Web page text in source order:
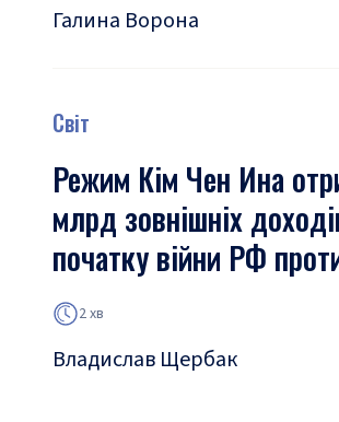
Галина Ворона
Світ
Режим Кім Чен Ина
млрд зовнішніх
початку війни РФ
2 хв
Владислав Щербак